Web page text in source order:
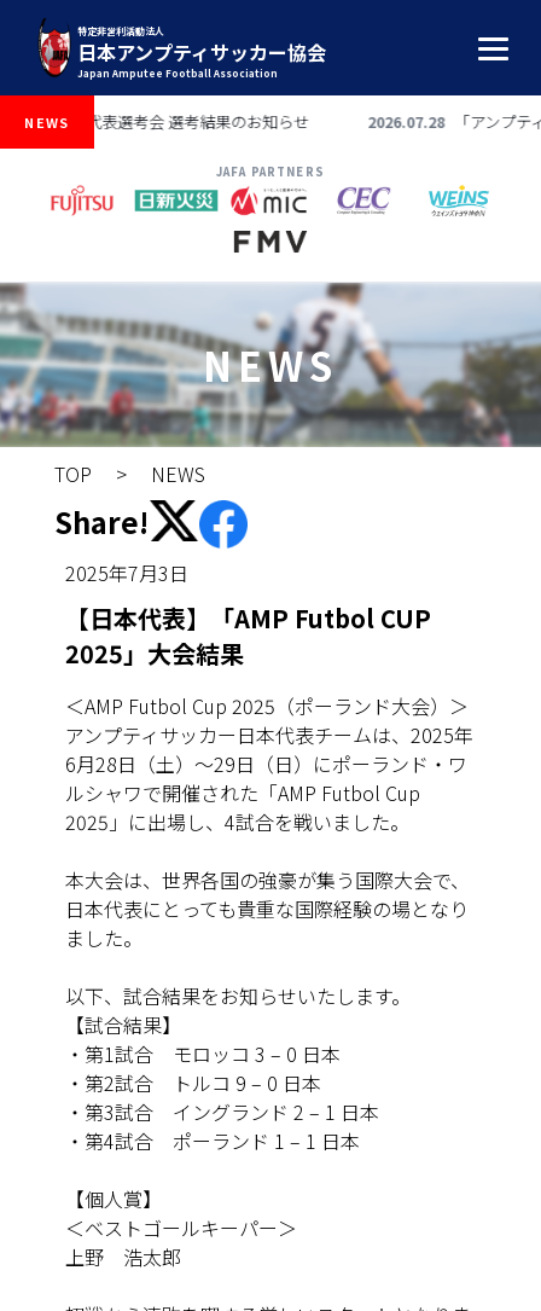
特定非営利活動法人
日本アンプティサッカー協会
Japan Amputee Football Association
NEWS
日本代表選考会 選考結果のお知らせ 2026.07.28 「アンプティサ
JAFA PARTNERS
NEWS
TOP > NEWS
Share!
2025年7月3日
【日本代表】「AMP Futbol CUP
2025」大会結果
＜AMP Futbol Cup 2025（ポーランド大会）＞
アンプティサッカー日本代表チームは、2025年
6月28日（土）〜29日（日）にポーランド・ワ
ルシャワで開催された「AMP Futbol Cup
2025」に出場し、4試合を戦いました。
本大会は、世界各国の強豪が集う国際大会で、
日本代表にとっても貴重な国際経験の場となり
ました。
以下、試合結果をお知らせいたします。
【試合結果】
・第1試合 モロッコ 3 – 0 日本
・第2試合 トルコ 9 – 0 日本
・第3試合 イングランド 2 – 1 日本
・第4試合 ポーランド 1 – 1 日本
【個人賞】
＜ベストゴールキーパー＞
上野 浩太郎